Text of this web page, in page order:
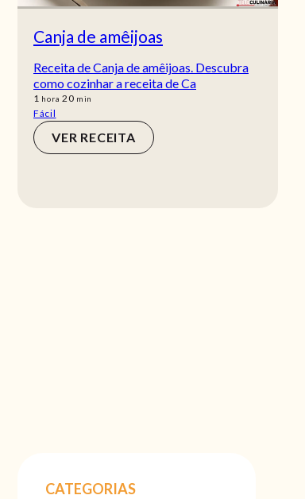
Canja de amêijoas
Receita de Canja de amêijoas. Descubra
como cozinhar a receita de Ca
1 hora
hora 20min
min
Fácil
VER RECEITA
CATEGORIAS